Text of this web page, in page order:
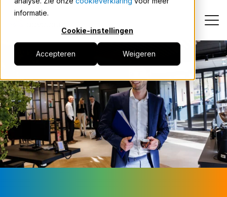
informatie.
Cookie-instellingen
Accepteren Weigeren
Carrièrepad
Medewerkers over JPR
Vacatures
Contact